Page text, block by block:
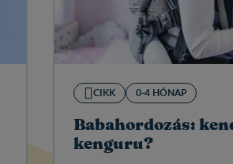
CIKK 0-4 HÓNAP
Babahordozás:
kenguru?